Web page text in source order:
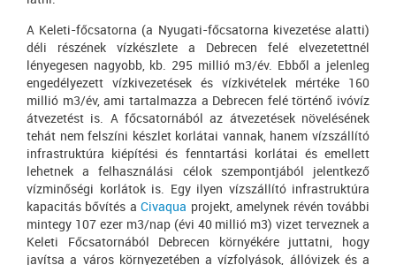
A Keleti-főcsatorna (a Nyugati-főcsatorna kivezetése alatti)
déli részének vízkészlete a Debrecen felé elvezetettnél
lényegesen nagyobb, kb. 295 millió m3/év. Ebből a jelenleg
engedélyezett vízkivezetések és vízkivételek mértéke 160
millió m3/év, ami tartalmazza a Debrecen felé történő ivóvíz
átvezetést is. A főcsatornából az átvezetések növelésének
tehát nem felszíni készlet korlátai vannak, hanem vízszállító
infrastruktúra kiépítési és fenntartási korlátai és emellett
lehetnek a felhasználási célok szempontjából jelentkező
vízminőségi korlátok is. Egy ilyen vízszállító infrastruktúra
kapacitás bővítés aCivaqua projekt, amelynek révén további
mintegy 107 ezer m3/nap (évi 40 millió m3) vizet terveznek a
Keleti Főcsatornából Debrecen környékére juttatni, hogy
javítsa a város környezetében a vízfolyások, állóvizek és a